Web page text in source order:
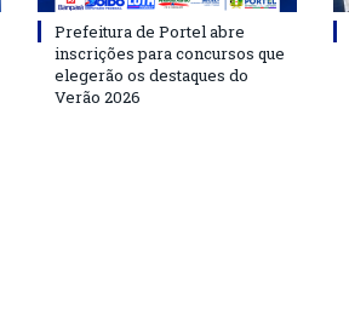
Prefeitura de Portel abre
inscrições para concursos que
elegerão os destaques do
Verão 2026